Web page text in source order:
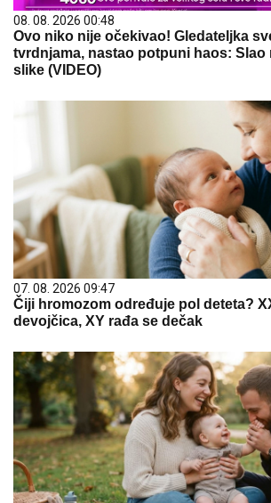
08. 08. 2026 00:48
Ovo niko nije očekivao! Gledateljka
tvrdnjama, nastao potpuni haos: Slao
slike (VIDEO)
07. 08. 2026 09:47
Čiji hromozom određuje pol deteta?
devojčica, XY rađa se dečak